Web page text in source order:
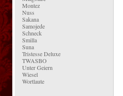
Montez
Nuss
Sakana
Samojede
Schneck
Smilla
Suna
Tristesse Deluxe
TWASBO
Unter Geiern
Wiesel
Wortlaute